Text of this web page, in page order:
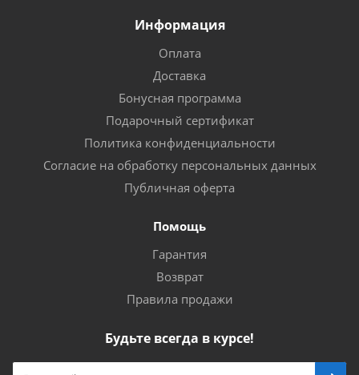
Информация
Оплата
Доставка
Бонусная программа
Подарочный сертификат
Политика конфиденциальности
Согласие на обработку персональных данных
Публичная оферта
Помощь
Гарантия
Возврат
Правила продажи
Будьте всегда в курсе!